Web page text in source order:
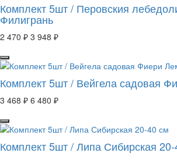
Комплект 5шт / Перовския
Филигрань
2 470 ₽ 3 948 ₽
Комплект 5шт / Вейгела садовая
3 468 ₽ 6 480 ₽
Комплект 5шт / Липа Сибирская